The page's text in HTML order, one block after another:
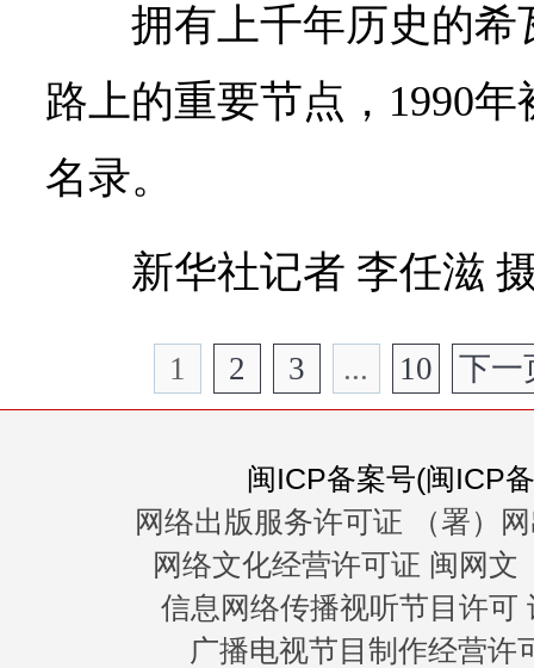
拥有上千年历史的
路上的重要节点，1990
名录。
新华社记者 李任滋
1 2 3 ... 10 下一
闽ICP备案号(闽ICP
网络出版服务许可证 （署）
网络文化经营许可证 闽网文
信息网络传播视听节目许可
广播电视节目制作经营许